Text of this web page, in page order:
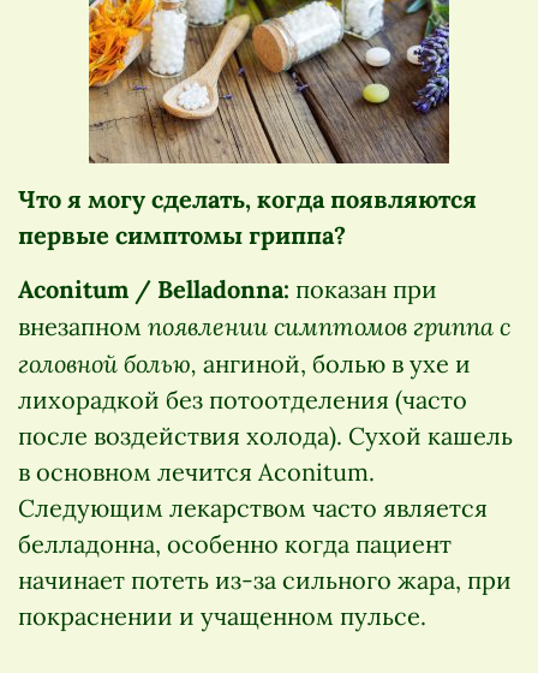
Что я могу сделать, когда появляются
первые симптомы гриппа?
Aconitum / Belladonna: показан при
внезапном появлении симптомов гриппа с
головной болью, ангиной, болью в ухе и
лихорадкой без потоотделения (часто
после воздействия холода). Сухой кашель
в основном лечится Aconitum.
Следующим лекарством часто является
белладонна, особенно когда пациент
начинает потеть из-за сильного жара, при
покраснении и учащенном пульсе.